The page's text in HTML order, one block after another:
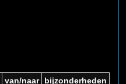
van/naar bijzonderheden